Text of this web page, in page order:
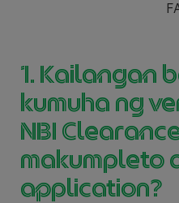
1. Kailangan
kumuha ng
NBI
makumpleto
application?